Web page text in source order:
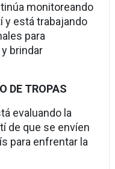
monitoreando
y está trabajando
para
brindar
DE TROPAS
evaluando la
de que se envíen
para enfrentar la